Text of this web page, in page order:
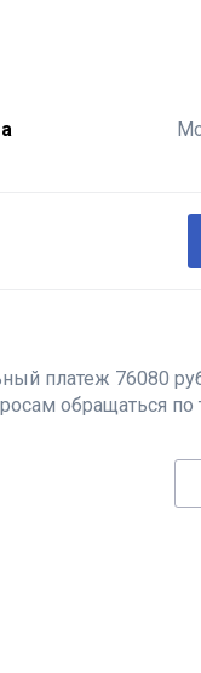
платеж 76080
обращаться по